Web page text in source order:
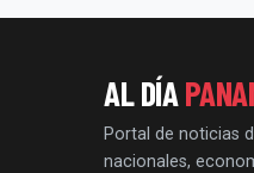
AL DÍA
Portal de noticias
nacionales,